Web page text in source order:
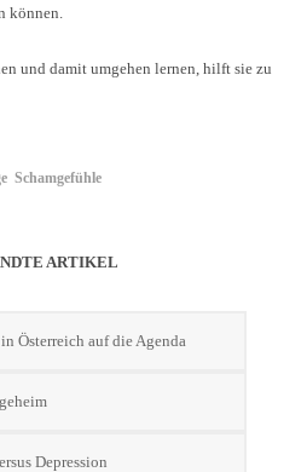
können.
und damit umgehen lernen, hilft sie zu
Schamgefühle
ARTIKEL
Österreich auf die Agenda
Depression